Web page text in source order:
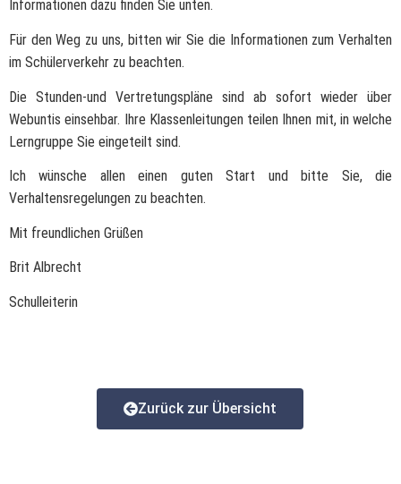
Informationen dazu finden Sie unten.
Für den Weg zu uns, bitten wir Sie die Informationen zum Verhalten
im Schülerverkehr zu beachten.
Die Stunden-und Vertretungspläne sind ab sofort wieder über
Webuntis einsehbar. Ihre Klassenleitungen teilen Ihnen mit, in welche
Lerngruppe Sie eingeteilt sind.
Ich wünsche allen einen guten Start und bitte Sie, die
Verhaltensregelungen zu beachten.
Mit freundlichen Grüßen
Brit Albrecht
Schulleiterin
Zurück zur Übersicht